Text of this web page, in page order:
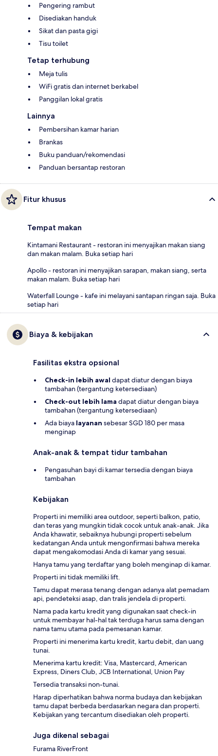
Pengering rambut
Disediakan handuk
Sikat dan pasta gigi
Tisu toilet
Tetap terhubung
Meja tulis
WiFi gratis dan internet berkabel
Panggilan lokal gratis
Lainnya
Pembersihan kamar harian
Brankas
Buku panduan/rekomendasi
Panduan bersantap restoran
Fitur khusus
Tempat makan
Kintamani Restaurant - restoran ini menyajikan makan siang
dan makan malam. Buka setiap hari
Apollo - restoran ini menyajikan sarapan, makan siang, serta
makan malam. Buka setiap hari
Waterfall Lounge - kafe ini melayani santapan ringan saja. Buka
setiap hari
Biaya & kebijakan
Fasilitas ekstra opsional
Check-in lebih awal dapat diatur dengan biaya
tambahan (tergantung ketersediaan)
Check-out lebih lama dapat diatur dengan biaya
tambahan (tergantung ketersediaan)
Ada biaya layanan sebesar SGD 180 per masa
menginap
Anak-anak & tempat tidur tambahan
Pengasuhan bayi di kamar tersedia dengan biaya
tambahan
Kebijakan
Properti ini memiliki area outdoor, seperti balkon, patio,
dan teras yang mungkin tidak cocok untuk anak-anak. Jika
Anda khawatir, sebaiknya hubungi properti sebelum
kedatangan Anda untuk mengonfirmasi bahwa mereka
dapat mengakomodasi Anda di kamar yang sesuai.
Hanya tamu yang terdaftar yang boleh menginap di kamar.
Properti ini tidak memiliki lift.
Tamu dapat merasa tenang dengan adanya alat pemadam
api, pendeteksi asap, dan tralis jendela di properti.
Nama pada kartu kredit yang digunakan saat check-in
untuk membayar hal-hal tak terduga harus sama dengan
nama tamu utama pada pemesanan kamar.
Properti ini menerima kartu kredit, kartu debit, dan uang
tunai.
Menerima kartu kredit: Visa, Mastercard, American
Express, Diners Club, JCB International, Union Pay
Tersedia transaksi non-tunai.
Harap diperhatikan bahwa norma budaya dan kebijakan
tamu dapat berbeda berdasarkan negara dan properti.
Kebijakan yang tercantum disediakan oleh properti.
Juga dikenal sebagai
Furama RiverFront